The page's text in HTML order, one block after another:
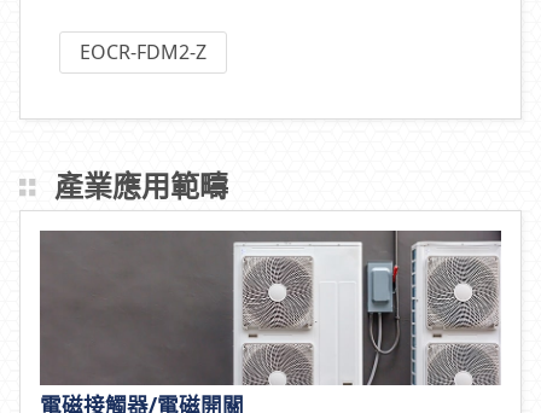
EOCR-FDM2-Z